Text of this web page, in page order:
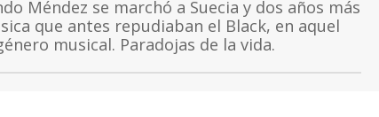
Méndez se marchó a Suecia y dos años más
que antes repudiaban el Black, en aquel
musical. Paradojas de la vida.